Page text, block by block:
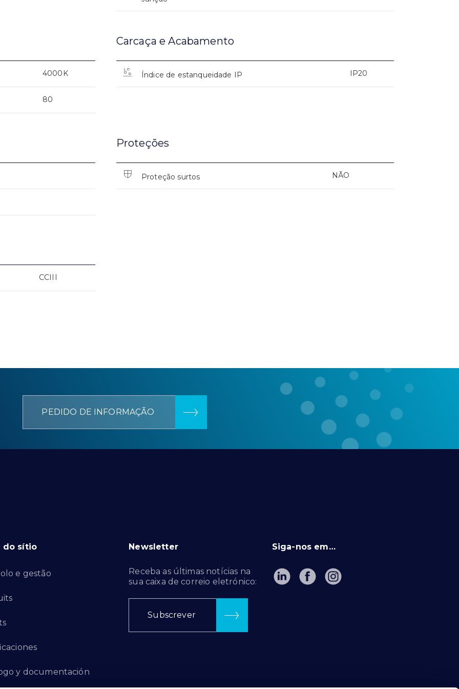
4000K
80
Carcaça e Acabamento
Índice de estanqueidade IP IP20
Proteções
Proteção surtos NÃO
CCIII
PEDIDO DE INFORMAÇÃO
do sítio
e gestão
y documentación
Newsletter
Receba as últimas notícias na
sua caixa de correio eletrónico:
Subscrever
Siga-nos em…